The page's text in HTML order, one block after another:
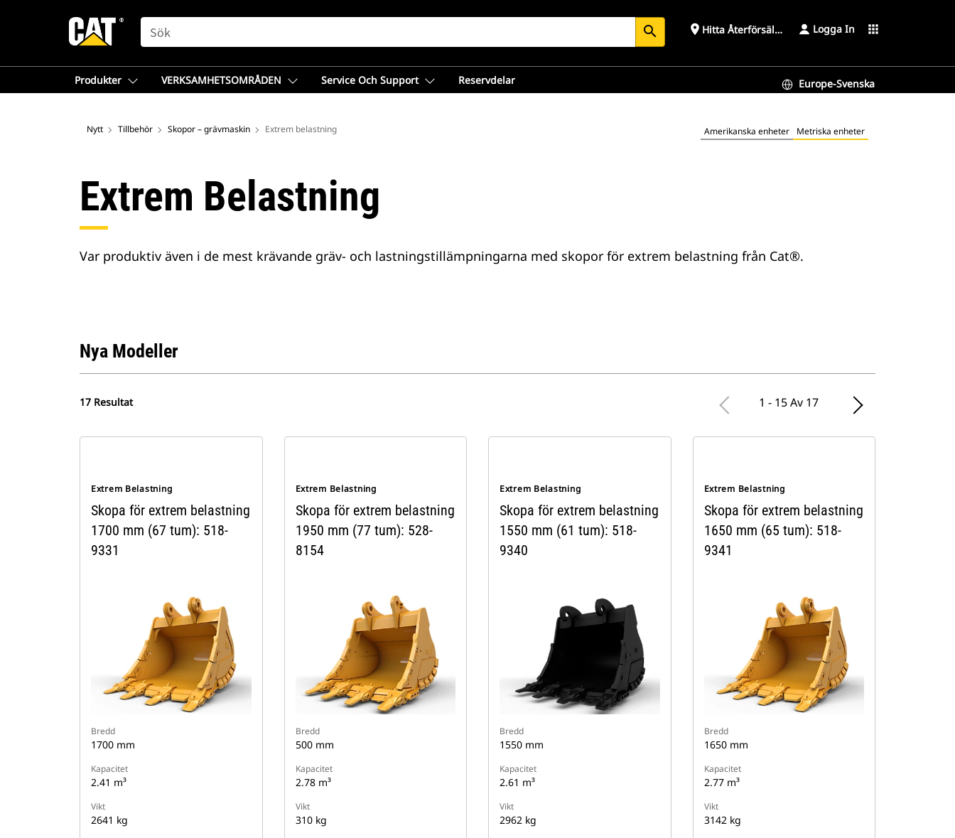
SEARCH search place Hitta Återförsäljare Logga In apps
Produkter VERKSAMHETSOMRÅDEN Service Och Support Reservdelar Europe-Svenska
Nytt Tillbehör Skopor – grävmaskin Extrem belastning Amerikanska enheter Metriska enheter
Extrem Belastning
Var produktiv även i de mest krävande gräv- och lastningstillämpningarna med skopor för extrem belastning från Cat®.
Nya Modeller
17 Resultat 1 - 15 Av 17
Extrem Belastning
Skopa för extrem belastning
1700 mm (67 tum): 518-
9331
Bredd
1700 mm
Kapacitet
2.41 m³
Vikt
2641 kg
Extrem Belastning
Skopa för extrem belastning
1950 mm (77 tum): 528-
8154
Bredd
500 mm
Kapacitet
2.78 m³
Vikt
310 kg
Extrem Belastning
Skopa för extrem belastning
1550 mm (61 tum): 518-
9340
Bredd
1550 mm
Kapacitet
2.61 m³
Vikt
2962 kg
Extrem Belastning
Skopa för extrem belastning
1650 mm (65 tum): 518-
9341
Bredd
1650 mm
Kapacitet
2.77 m³
Vikt
3142 kg